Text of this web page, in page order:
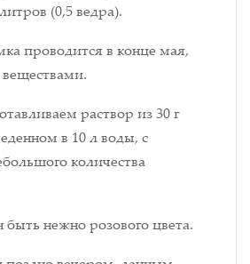
(0,5 ведра).
проводится в конце мая,
раствор из 30 г
в 10 л воды, с
количества
нежно розового цвета.